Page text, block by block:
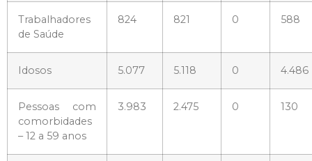
Trabalhadores
de Saúde
824 821 0 588
Idosos 5.077 5.118 0 4.486
Pessoas com
comorbidades
– 12 a 59 anos
3.983 2.475 0 130